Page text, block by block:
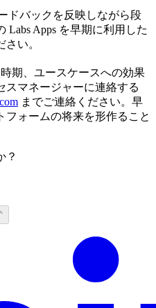
ドバックを反映しながら段
Labs Apps を早期に利用した
い。
期、ユースケースへの効果
スマネージャーに連絡する
までご連絡ください。早
ォームの将来を形作ること
？